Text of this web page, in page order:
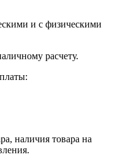
и с физическими
расчету.
наличия товара на